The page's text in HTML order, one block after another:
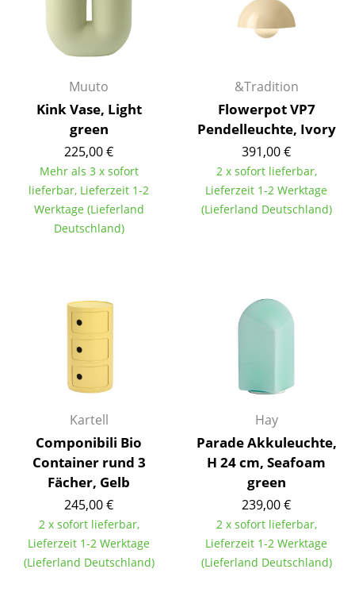
Büroutensilien
Aufbewahrungsboxen
Decken
Kissen
Teppiche
Vorhänge
Zuhause
Wohnzimmer
Esszimmer
Schlafzimmer
Kinderzimmer
Arbeitszimmer
Diele
Badezimmer
Stauraum
Muuto
Kink Vase, Light
green
225,00 €
Mehr als 3 x sofort
lieferbar, Lieferzeit 1-2
Werktage (Lieferland
Deutschland)
&Tradition
Flowerpot VP7
Pendelleuchte, Ivory
391,00 €
2 x sofort lieferbar,
Lieferzeit 1-2 Werktage
(Lieferland Deutschland)
Kartell
Componibili Bio
Container rund 3
Fächer, Gelb
245,00 €
2 x sofort lieferbar,
Lieferzeit 1-2 Werktage
(Lieferland Deutschland)
Hay
Parade Akkuleuchte,
H 24 cm, Seafoam
green
239,00 €
2 x sofort lieferbar,
Lieferzeit 1-2 Werktage
(Lieferland Deutschland)